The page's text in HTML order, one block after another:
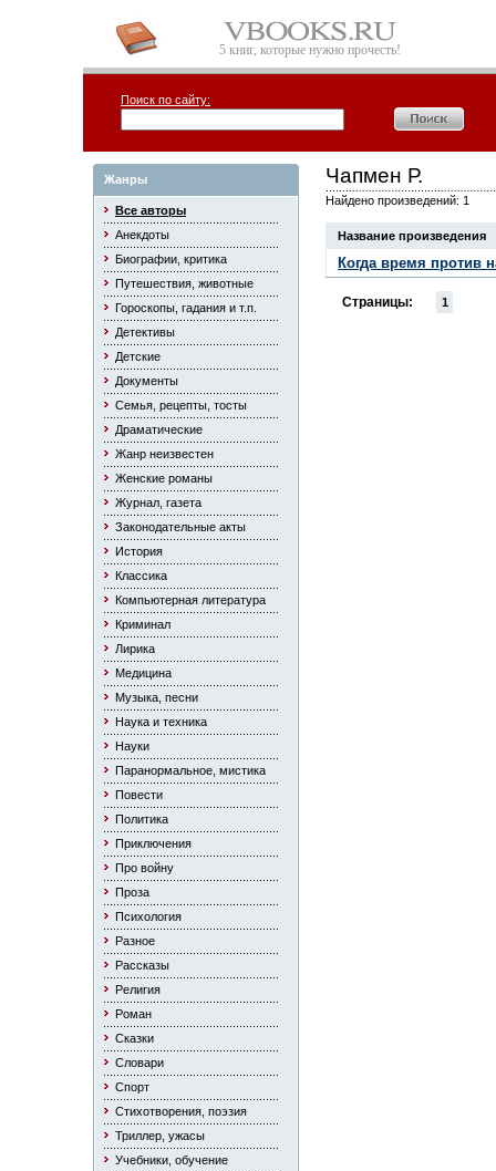
5 книг, которые нужно прочесть!
Поиск по сайту:
Жанры
Все авторы
Анекдоты
Биографии, критика
Путешествия, животные
Гороскопы, гадания и т.п.
Детективы
Детские
Документы
Семья, рецепты, тосты
Драматические
Жанр неизвестен
Женские романы
Журнал, газета
Законодательные акты
История
Классика
Компьютерная литература
Криминал
Лирика
Медицина
Музыка, песни
Наука и техника
Науки
Паранормальное, мистика
Повести
Политика
Приключения
Про войну
Проза
Психология
Разное
Рассказы
Религия
Роман
Сказки
Словари
Спорт
Стихотворения, поэзия
Триллер, ужасы
Учебники, обучение
Чапмен Р.
Найдено произведений: 1
Название произведения
Когда время против
Страницы: 1